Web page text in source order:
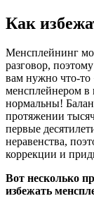
Как
Менсплейнинг
разговор,
вам нужно что-то
менсплейнером в
нормальны!
протяжении
первые
неравенства,
коррекции и
Вот несколько
избежать